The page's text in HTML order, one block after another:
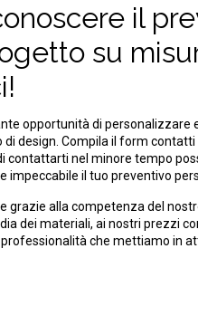
il
su
opportunità di personalizzare
di design. Compila il form contatti
contattarti nel minore tempo
impeccabile il tuo preventivo
grazie alla competenza del
dei materiali, ai nostri prezzi
che mettiamo in